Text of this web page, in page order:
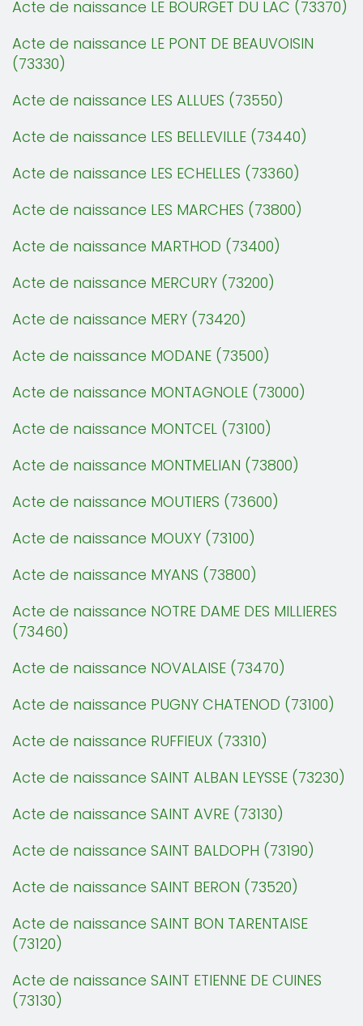
Acte de naissance LE BOURGET DU LAC (73370)
Acte de naissance LE PONT DE BEAUVOISIN
(73330)
Acte de naissance LES ALLUES (73550)
Acte de naissance LES BELLEVILLE (73440)
Acte de naissance LES ECHELLES (73360)
Acte de naissance LES MARCHES (73800)
Acte de naissance MARTHOD (73400)
Acte de naissance MERCURY (73200)
Acte de naissance MERY (73420)
Acte de naissance MODANE (73500)
Acte de naissance MONTAGNOLE (73000)
Acte de naissance MONTCEL (73100)
Acte de naissance MONTMELIAN (73800)
Acte de naissance MOUTIERS (73600)
Acte de naissance MOUXY (73100)
Acte de naissance MYANS (73800)
Acte de naissance NOTRE DAME DES MILLIERES
(73460)
Acte de naissance NOVALAISE (73470)
Acte de naissance PUGNY CHATENOD (73100)
Acte de naissance RUFFIEUX (73310)
Acte de naissance SAINT ALBAN LEYSSE (73230)
Acte de naissance SAINT AVRE (73130)
Acte de naissance SAINT BALDOPH (73190)
Acte de naissance SAINT BERON (73520)
Acte de naissance SAINT BON TARENTAISE
(73120)
Acte de naissance SAINT ETIENNE DE CUINES
(73130)